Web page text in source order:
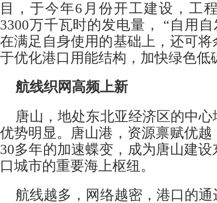
目，于今年6月份开工建设，工
3300万千瓦时的发电量， “自用
在满足自身使用的基础上，还可
于优化港口用能结构，加快绿色低
航线织网高频上新
唐山，地处东北亚经济区的中
优势明显。唐山港，资源禀赋优
30多年的加速蝶变，成为唐山建
口城市的重要海上枢纽。
航线越多，网络越密，港口的